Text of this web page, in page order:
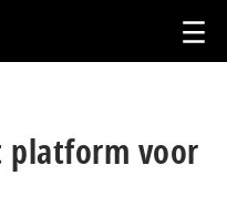
platform voor